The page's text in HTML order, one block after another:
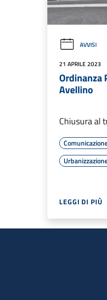
AVVISI
21 APRILE 2023
Ordinanza
Avellino
Chiusura al
LEGGI DI PIÙ